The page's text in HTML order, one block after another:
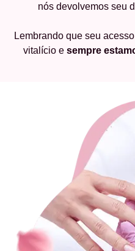
nós devolvemos seu
Lembrando que seu
vitalício e sempre